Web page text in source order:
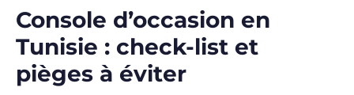
Console d’occasion en
Tunisie : check-list et
pièges à éviter